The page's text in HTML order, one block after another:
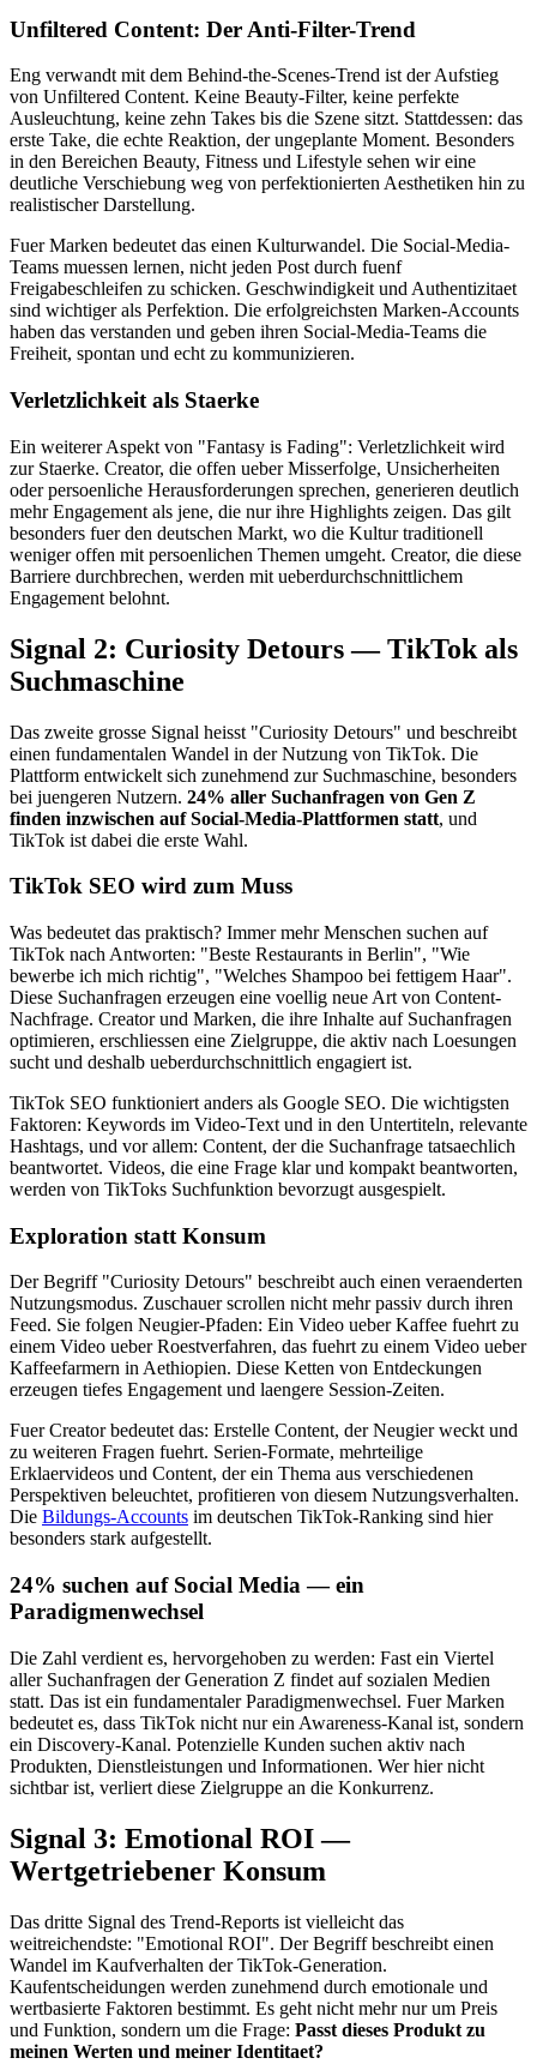
Unfiltered Content: Der Anti-Filter-Trend
Eng verwandt mit dem Behind-the-Scenes-Trend ist der Aufstieg
von Unfiltered Content. Keine Beauty-Filter, keine perfekte
Ausleuchtung, keine zehn Takes bis die Szene sitzt. Stattdessen: das
erste Take, die echte Reaktion, der ungeplante Moment. Besonders
in den Bereichen Beauty, Fitness und Lifestyle sehen wir eine
deutliche Verschiebung weg von perfektionierten Aesthetiken hin zu
realistischer Darstellung.
Fuer Marken bedeutet das einen Kulturwandel. Die Social-Media-
Teams muessen lernen, nicht jeden Post durch fuenf
Freigabeschleifen zu schicken. Geschwindigkeit und Authentizitaet
sind wichtiger als Perfektion. Die erfolgreichsten Marken-Accounts
haben das verstanden und geben ihren Social-Media-Teams die
Freiheit, spontan und echt zu kommunizieren.
Verletzlichkeit als Staerke
Ein weiterer Aspekt von "Fantasy is Fading": Verletzlichkeit wird
zur Staerke. Creator, die offen ueber Misserfolge, Unsicherheiten
oder persoenliche Herausforderungen sprechen, generieren deutlich
mehr Engagement als jene, die nur ihre Highlights zeigen. Das gilt
besonders fuer den deutschen Markt, wo die Kultur traditionell
weniger offen mit persoenlichen Themen umgeht. Creator, die diese
Barriere durchbrechen, werden mit ueberdurchschnittlichem
Engagement belohnt.
Signal 2: Curiosity Detours — TikTok als
Suchmaschine
Das zweite grosse Signal heisst "Curiosity Detours" und beschreibt
einen fundamentalen Wandel in der Nutzung von TikTok. Die
Plattform entwickelt sich zunehmend zur Suchmaschine, besonders
bei juengeren Nutzern. 24% aller Suchanfragen von Gen Z
finden inzwischen auf Social-Media-Plattformen statt, und
TikTok ist dabei die erste Wahl.
TikTok SEO wird zum Muss
Was bedeutet das praktisch? Immer mehr Menschen suchen auf
TikTok nach Antworten: "Beste Restaurants in Berlin", "Wie
bewerbe ich mich richtig", "Welches Shampoo bei fettigem Haar".
Diese Suchanfragen erzeugen eine voellig neue Art von Content-
Nachfrage. Creator und Marken, die ihre Inhalte auf Suchanfragen
optimieren, erschliessen eine Zielgruppe, die aktiv nach Loesungen
sucht und deshalb ueberdurchschnittlich engagiert ist.
TikTok SEO funktioniert anders als Google SEO. Die wichtigsten
Faktoren: Keywords im Video-Text und in den Untertiteln, relevante
Hashtags, und vor allem: Content, der die Suchanfrage tatsaechlich
beantwortet. Videos, die eine Frage klar und kompakt beantworten,
werden von TikToks Suchfunktion bevorzugt ausgespielt.
Exploration statt Konsum
Der Begriff "Curiosity Detours" beschreibt auch einen veraenderten
Nutzungsmodus. Zuschauer scrollen nicht mehr passiv durch ihren
Feed. Sie folgen Neugier-Pfaden: Ein Video ueber Kaffee fuehrt zu
einem Video ueber Roestverfahren, das fuehrt zu einem Video ueber
Kaffeefarmern in Aethiopien. Diese Ketten von Entdeckungen
erzeugen tiefes Engagement und laengere Session-Zeiten.
Fuer Creator bedeutet das: Erstelle Content, der Neugier weckt und
zu weiteren Fragen fuehrt. Serien-Formate, mehrteilige
Erklaervideos und Content, der ein Thema aus verschiedenen
Perspektiven beleuchtet, profitieren von diesem Nutzungsverhalten.
Die Bildungs-Accounts im deutschen TikTok-Ranking sind hier
besonders stark aufgestellt.
24% suchen auf Social Media — ein
Paradigmenwechsel
Die Zahl verdient es, hervorgehoben zu werden: Fast ein Viertel
aller Suchanfragen der Generation Z findet auf sozialen Medien
statt. Das ist ein fundamentaler Paradigmenwechsel. Fuer Marken
bedeutet es, dass TikTok nicht nur ein Awareness-Kanal ist, sondern
ein Discovery-Kanal. Potenzielle Kunden suchen aktiv nach
Produkten, Dienstleistungen und Informationen. Wer hier nicht
sichtbar ist, verliert diese Zielgruppe an die Konkurrenz.
Signal 3: Emotional ROI —
Wertgetriebener Konsum
Das dritte Signal des Trend-Reports ist vielleicht das
weitreichendste: "Emotional ROI". Der Begriff beschreibt einen
Wandel im Kaufverhalten der TikTok-Generation.
Kaufentscheidungen werden zunehmend durch emotionale und
wertbasierte Faktoren bestimmt. Es geht nicht mehr nur um Preis
und Funktion, sondern um die Frage: Passt dieses Produkt zu
meinen Werten und meiner Identitaet?